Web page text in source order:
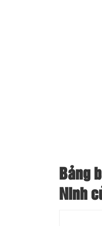
Bảng
Ninh